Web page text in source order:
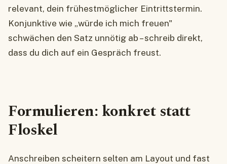
relevant, dein frühestmöglicher Eintrittstermin.
Konjunktive wie „würde ich mich freuen"
schwächen den Satz unnötig ab – schreib direkt,
dass du dich auf ein Gespräch freust.
Formulieren: konkret statt
Floskel
Anschreiben scheitern selten am Layout und fast